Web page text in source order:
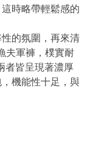
時略帶輕鬆感的
的氛圍，再來清
夫軍褲，樸實耐
者皆呈現著濃厚
機能性十足，與